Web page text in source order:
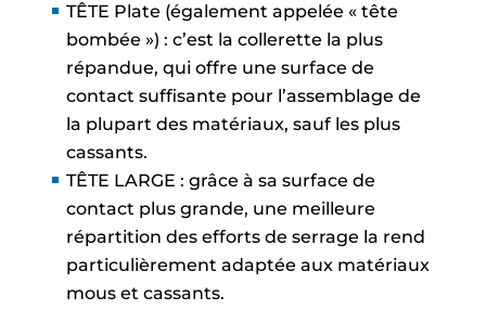
TÊTE Plate (également appelée « tête
bombée ») : c’est la collerette la plus
répandue, qui offre une surface de
contact suffisante pour l’assemblage de
la plupart des matériaux, sauf les plus
cassants.
TÊTE LARGE : grâce à sa surface de
contact plus grande, une meilleure
répartition des efforts de serrage la rend
particulièrement adaptée aux matériaux
mous et cassants.